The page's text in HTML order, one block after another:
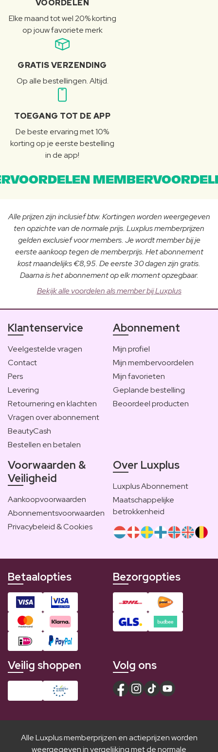
VOORDELEN
Elke maand tot wel 20% korting
op jouw favoriete merk
GRATIS VERZENDING
Op alle bestellingen. Altijd.
TOEGANG TOT DE APP
De beste ervaring met 10%
korting op je eerste bestelling
in de app!
Alle prijzen zijn inclusief btw. Kortingen worden weergegeven
ten opzichte van de normale prijs. Luxplus memberprijzen
gelden exclusief voor members. Je wordt member bij je
eerste aankoop tegen de memberprijs. Het abonnement
kost maandelijks €8,95. De eerste 30 dagen zijn gratis.
Daarna is het abonnement op elk moment opzegbaar.
Bekijk alle voordelen als member bij Luxplus
Klantenservice
Veelgestelde vragen
Contact
Pers
Levering
Retournering en klachten
Vragen over abonnement
BeautyCash
Bestellen en betalen
Abonnement
Mijn profiel
Mijn membervoordelen
Mijn favorieten
Geplande bestelling
Beoordeel producten
Voorwaarden &
Veiligheid
Aankoopvoorwaarden
Abonnementsvoorwaarden
Privacybeleid & Cookies
Over Luxplus
Luxplus Abonnement
Maatschappelijke
betrokkenheid
Betaalopties Bezorgopties
Veilig shoppen Volg ons
Alle Luxplus memberprijzen en actieprijzen worden
weergegeven in vergelijking met de normale